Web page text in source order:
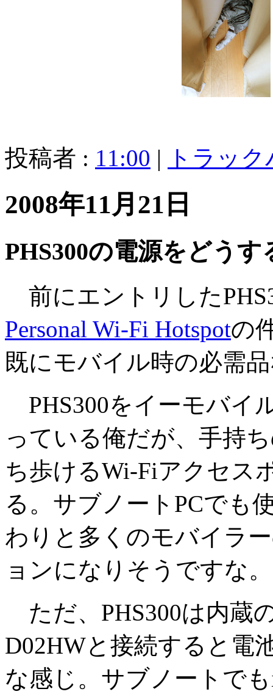
投稿者 : 11:00 | トラッ
2008年11月21日
PHS300の電源をどうす
前にエントリした
Personal Wi-Fi Hotspotの
既にモバイル時の必需
PHS300をイーモバイ
っている俺だが、手持
ち歩けるWi-Fiアクセス
る。サブノートPCでも
わりと多くのモバイラ
ョンになりそうですな。
ただ、PHS300は内蔵
D02HWと接続すると
な感じ。サブノートで